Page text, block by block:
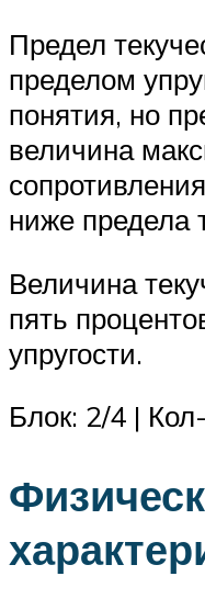
Предел
пределом
понятия, но
величина
ниже предела
Величина
пять
упругости.
Блок: 2/4 |